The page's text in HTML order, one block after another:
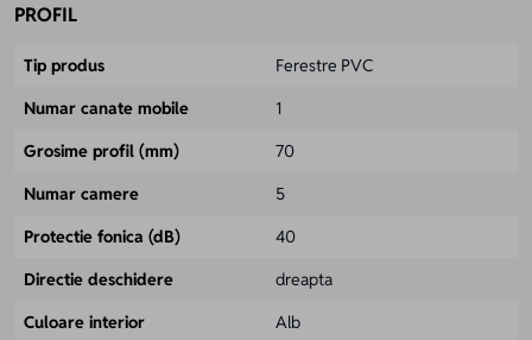
PROFIL
Tip produs
Ferestre PVC
Numar canate mobile
1
Grosime profil (mm)
70
Numar camere
5
Protectie fonica (dB)
40
Directie deschidere
dreapta
Culoare interior
Alb